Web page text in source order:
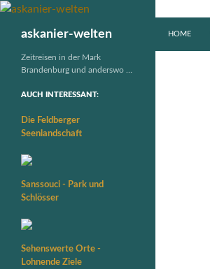
askanier-welten
HOME
Zeitreisen in der Mark
Brandenburg und anderswo …
AUCH INTERESSANT:
Die Feldberger
Seenlandschaft
Sanssouci - Park und
Schlösser
Sehenswerte Orte -
Lohnende Ziele